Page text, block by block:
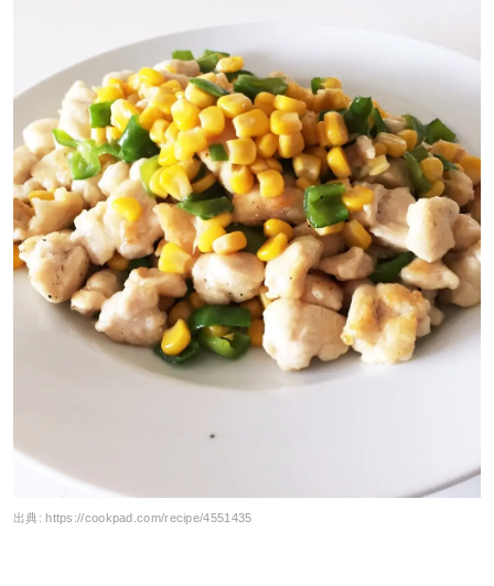
出典:https://cookpad.com/recipe/4551435